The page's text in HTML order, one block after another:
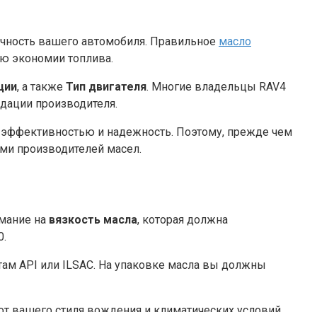
вашего автомобиля. Правильное масло
экономии топлива.
, а также Тип двигателя. Многие владельцы RAV4
производителя.
и надежность. Поэтому, прежде чем
производителей масел.
на вязкость масла, которая должна
API или ILSAC. На упаковке масла вы должны